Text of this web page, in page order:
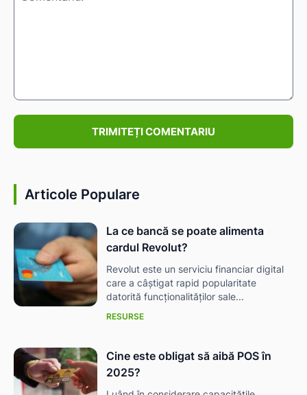
Articole Populare
La ce bancă se poate alimenta
cardul Revolut?
Revolut este un serviciu financiar digital
care a câștigat rapid popularitate
datorită funcționalităților sale...
RESURSE
Cine este obligat să aibă POS în
2025?